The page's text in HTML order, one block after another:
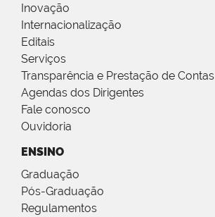
Inovação
Internacionalização
Editais
Serviços
Transparência e Prestação de Contas
Agendas dos Dirigentes
Fale conosco
Ouvidoria
ENSINO
Graduação
Pós-Graduação
Regulamentos